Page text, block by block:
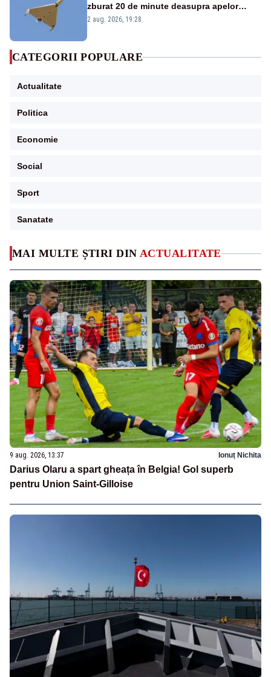
MAI MULTE ȘTIRI DIN ACTUALITATE
9 aug. 2026, 13:37 Ionuț Nichita
Darius Olaru a spart gheața în Belgia! Gol superb
pentru Union Saint-Gilloise
zburat 20 de minute deasupra apelor
României. Au fost ridicate două F-16
2 aug. 2026, 19:28
CATEGORII POPULARE
Actualitate
Politica
Economie
Social
Sport
Sanatate